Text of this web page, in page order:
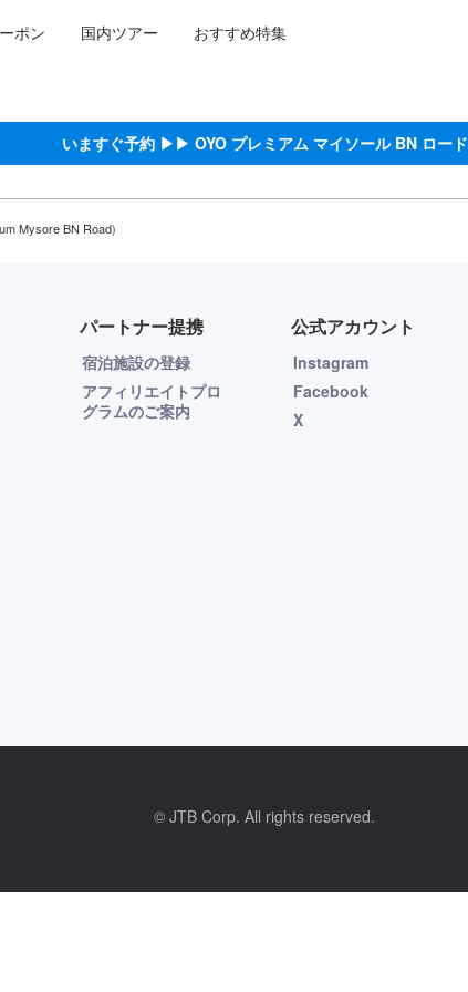
ポン 国内ツアー おすすめ特集
いますぐ予約 ▶▶ OYO プレミアム マイソール BN ロード
Mysore BN Road)
パートナー提携
宿泊施設の登録
アフィリエイトプロ
グラムのご案内
公式アカウント
Instagram
Facebook
X
© JTB Corp. All rights reserved.